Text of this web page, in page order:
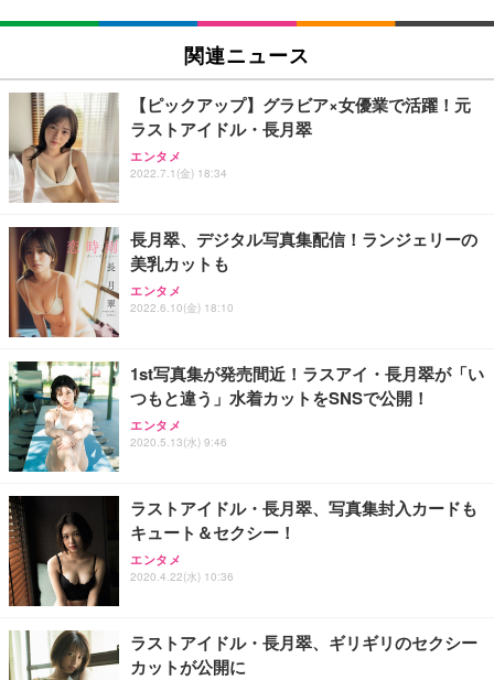
SIHOO B100 オフィスチェア／デスクチェア メッシ
ュチェア 人間工学 疲れない ブラック
￥27,999
ワーク チェア 強化バックレスト 30度ロッキング機
能 人間工学 椅子 腰サポート 90度跳ね上げ式アーム
務用 おしゃれ パソコンチェア (ブラック)
Sezlife オフィスチェア デスクチェア 疲れない テレ
ワーク チェア 強化バックレスト 30度ロッキング機
能 人間工学 椅子 腰サポート 90度跳ね上げ式アーム
務用 おしゃれ パソコンチェア (ホワイト)
ANDWINT オフィスチェア デスクチェア 肘なし メ
ッシュ 通気性 ランバーサポート付き 腰サポート ガ
ス圧無段階昇降 360度回転 キャスター付き コンパク
EIZO ビジネス向けプレミアムモニター | FlexScan
￥109,572
【純正品】27"ゲーミングモニター DualSense 充電
フック付き（CFI-ZDM1J）
【整備済み品】Dell E2724HS 27インチ 液晶モニタ
ー フルHD（1920×1080）VA 非光沢 HDMI/DisplayP
ort/VGA スピーカー内蔵 高さ調整 スイベル VESA対
【MiniLED/24.5inch/280Hz/FHD】GRAPHT THE S
HOOTER Gaming Monitor 24” Essential ゲーミン
グモニター QD 24.5インチ 1ms FHD 量子ドット 残
Amazonベーシック ペットシーツ 厚型 ワイド 42枚
x2袋(84枚) ホワイト(吸収面:ライトブルー)
￥3,234
ネオ・ルーライフ ネオ・オムツ L 中型犬用 26枚入
り 単品
Smart Basic(スマートベーシック) 【Amazon.co.jp
限定】 Smart Basic アイリスオーヤマ ペットシーツ
超厚型 お徳用 ワイド 100枚入 (x 1) (ケース販売)
アイリスオーヤマ ペットシーツ 超厚型 お徳用 レギ
ュラー 200枚入【Amazon.co.jp限定】
関連ニュース
【ピックアップ】グラビア×女優業で活躍！元
ラストアイドル・長月翠
エンタメ
2022.7.1(金) 18:34
長月翠、デジタル写真集配信！ランジェリーの
美乳カットも
エンタメ
2022.6.10(金) 18:10
1st写真集が発売間近！ラスアイ・長月翠が「い
つもと違う」水着カットをSNSで公開！
エンタメ
2020.5.13(水) 9:46
ラストアイドル・長月翠、写真集封入カードも
キュート＆セクシー！
エンタメ
2020.4.22(水) 10:36
ラストアイドル・長月翠、ギリギリのセクシー
カットが公開に